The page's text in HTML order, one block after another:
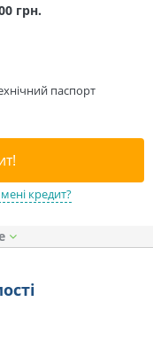
грн.
паспорт
кредит?